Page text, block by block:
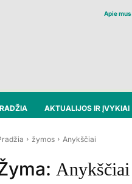
Apie mus
AKTUALIJOS IR ĮVYKIAI
žymos Anykščiai
Anykščiai